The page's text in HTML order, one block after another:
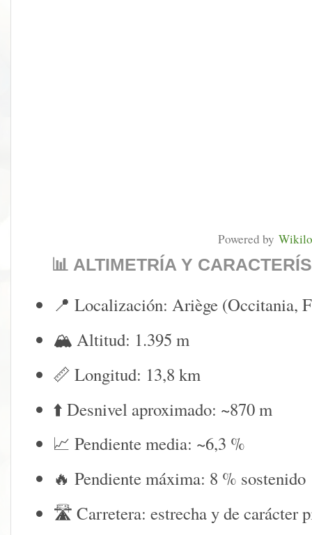
Powered by
📊 ALTIMETRÍA Y
📍 Localización: Ariège (Occitania,
🏔️ Altitud: 1.395 m
📏 Longitud: 13,8 km
⬆️ Desnivel aproximado: ~870 m
📈 Pendiente media: ~6,3 %
🔥 Pendiente máxima: 8 % sostenido
🛣️ Carretera: estrecha y de carácter